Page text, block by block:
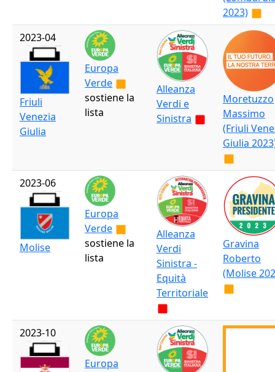
2023)
2023-04
Friuli
Venezia
Giulia
Europa
Verde
sostiene la
lista
Alleanza
Verdi e
Sinistra
Moretuzzo
Massimo
(Friuli
Giulia
2023-06
Molise
Europa
Verde
sostiene la
lista
Alleanza
Verdi
Sinistra -
Equità
Territoriale
Gravina
Roberto
(Molise
2023-10
Europa